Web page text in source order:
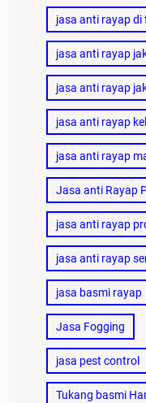
jasa anti rayap di
jasa anti rayap
jasa anti rayap
jasa anti rayap
jasa anti rayap
Jasa anti Rayap
jasa anti rayap
jasa anti rayap
jasa basmi rayap
Jasa Fogging
jasa pest control
Tukang basmi